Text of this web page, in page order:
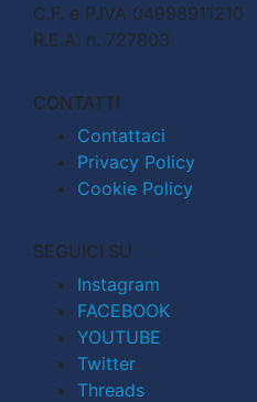
C.F. e P.IVA 04998911210
R.E.A. n. 727803
CONTATTI
Contattaci
Privacy Policy
Cookie Policy
SEGUICI SU
Instagram
FACEBOOK
YOUTUBE
Twitter
Threads